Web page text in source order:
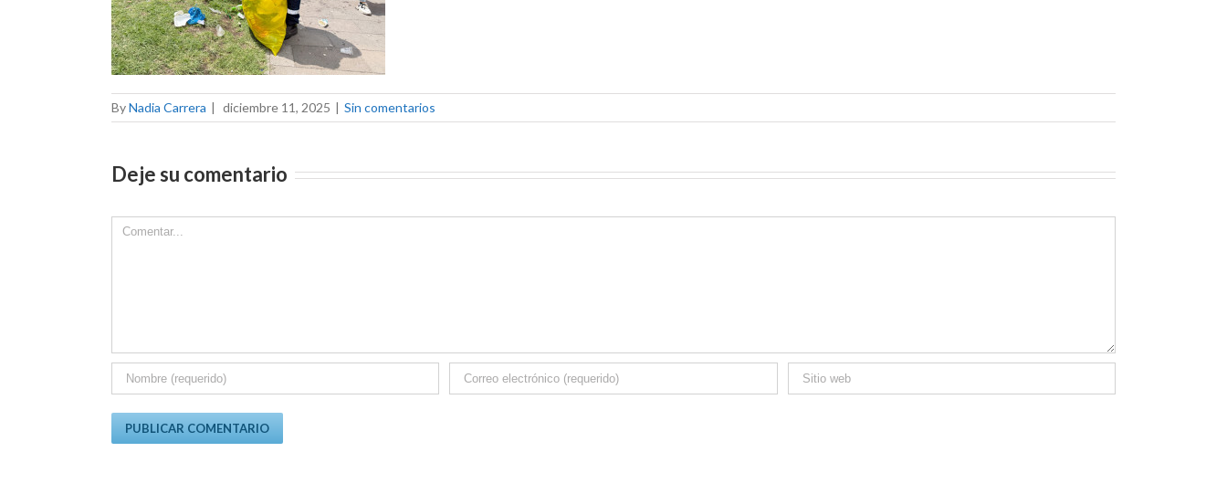
ByNadia Carrera | diciembre 11, 2025 | Sin comentarios
Deje su comentario
Comment